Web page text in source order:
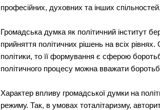
професійних, духовних та інших
Громадська думка як політичний інститут
прийняття політичних рішень на всіх
політики, то її формування є сферою
політичного процесу можна вважати
Характер впливу громадської думки на
режиму. Так, в умовах тоталітаризму,